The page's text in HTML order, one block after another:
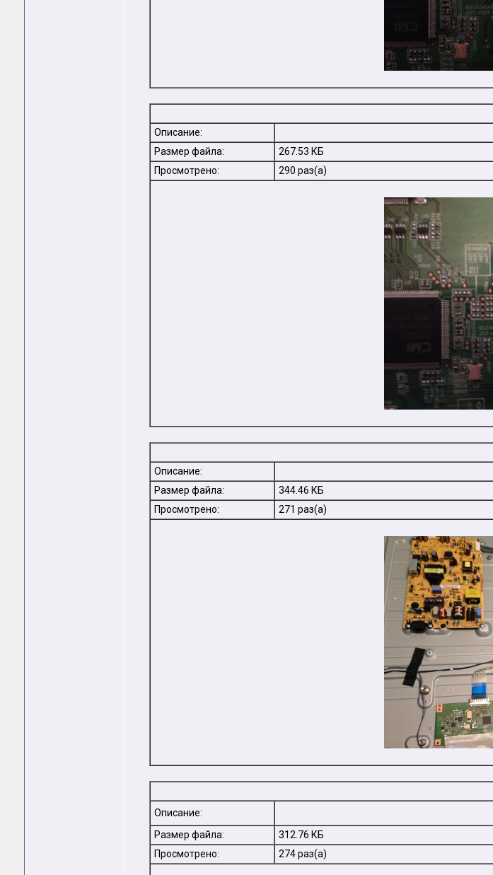
Описание:
Размер файла:
267.53 КБ
Просмотрено:
290 раз(а)
Описание:
Размер файла:
344.46 КБ
Просмотрено:
271 раз(а)
Описание:
Размер файла:
312.76 КБ
Просмотрено:
274 раз(а)